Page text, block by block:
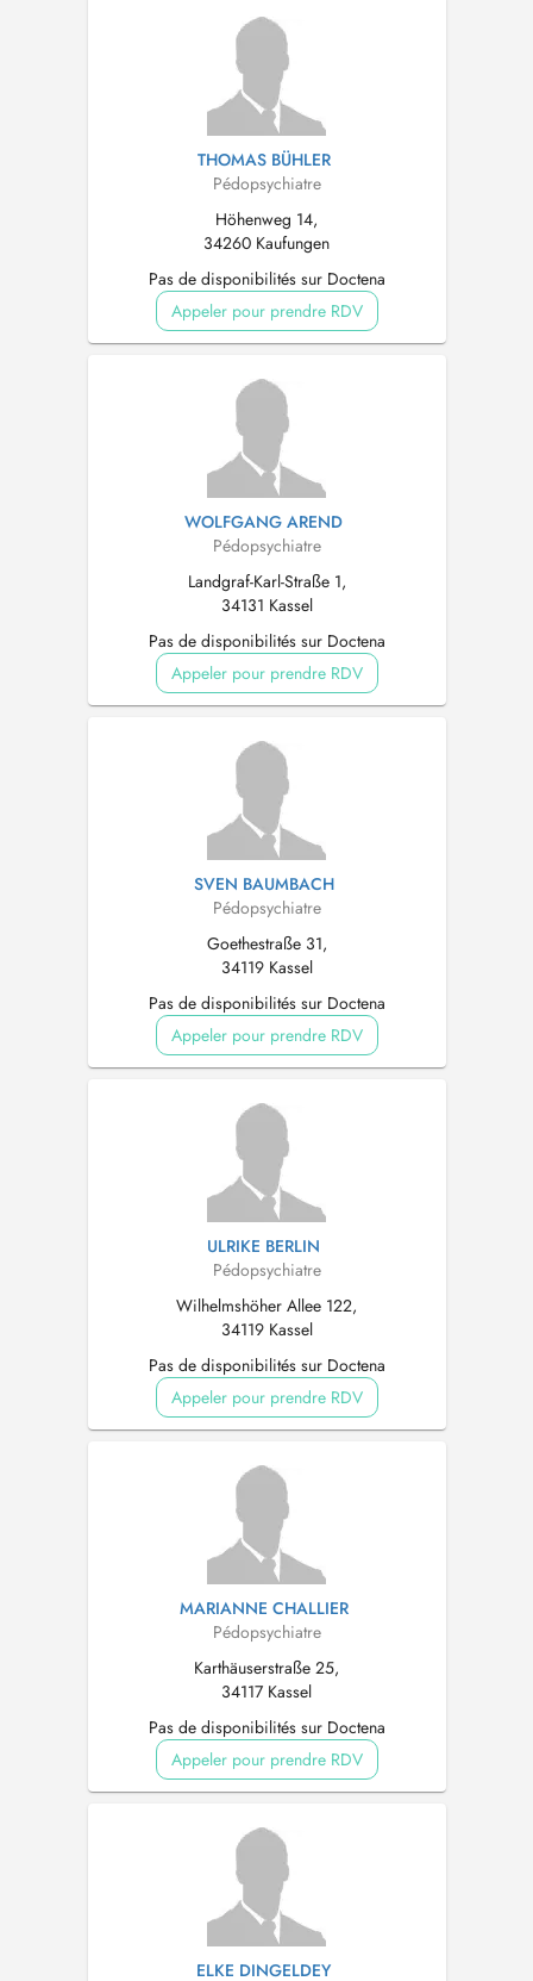
THOMAS BÜHLER
Pédopsychiatre
Höhenweg 14,
34260 Kaufungen
Pas de disponibilités sur Doctena
Appeler pour prendre RDV
WOLFGANG AREND
Pédopsychiatre
Landgraf-Karl-Straße 1,
34131 Kassel
Pas de disponibilités sur Doctena
Appeler pour prendre RDV
SVEN BAUMBACH
Pédopsychiatre
Goethestraße 31,
34119 Kassel
Pas de disponibilités sur Doctena
Appeler pour prendre RDV
ULRIKE BERLIN
Pédopsychiatre
Wilhelmshöher Allee 122,
34119 Kassel
Pas de disponibilités sur Doctena
Appeler pour prendre RDV
MARIANNE CHALLIER
Pédopsychiatre
Karthäuserstraße 25,
34117 Kassel
Pas de disponibilités sur Doctena
Appeler pour prendre RDV
ELKE DINGELDEY